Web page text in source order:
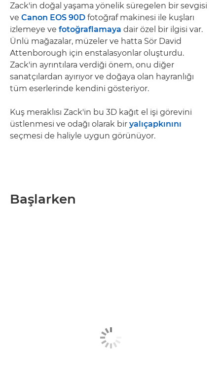
Zack'in doğal yaşama yönelik süregelen bir sevgisi
ve Canon EOS 90D fotoğraf makinesi ile kuşları
izlemeye ve fotoğraflamaya dair özel bir ilgisi var.
Ünlü mağazalar, müzeler ve hatta Sör David
Attenborough için enstalasyonlar oluşturdu.
Zack'in ayrıntılara verdiği önem, onu diğer
sanatçılardan ayırıyor ve doğaya olan hayranlığı
tüm eserlerinde kendini gösteriyor.
Kuş meraklısı Zack'in bu 3D kağıt el işi görevini
üstlenmesi ve odağı olarak bir yalıçapkınını
seçmesi de haliyle uygun görünüyor.
Başlarken